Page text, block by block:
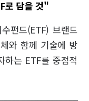
로 담을 것"
펀드(ETF) 브랜드
와 함께 기술에 방
하는 ETF를 중점적